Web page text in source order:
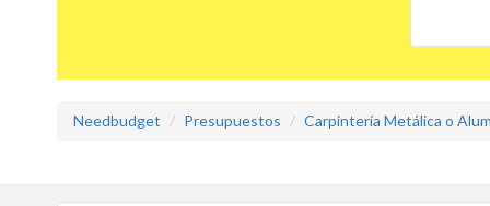
Needbudget Presupuestos Carpintería Metálica o